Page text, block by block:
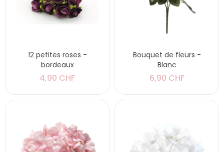
12 petites roses -
bordeaux
4,90 CHF
Bouquet de fleurs -
Blanc
6,90 CHF